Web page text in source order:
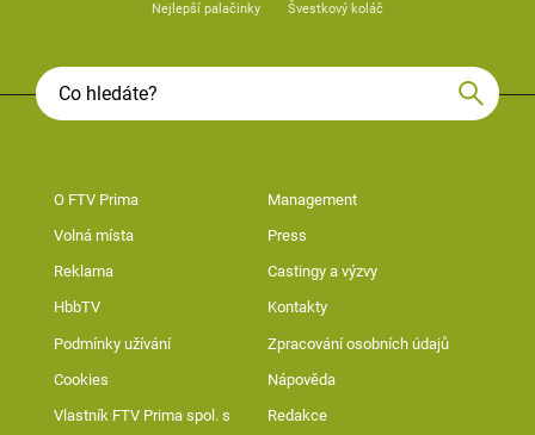
Nejlepší palačinky Švestkový koláč
O FTV Prima Management
Volná místa Press
Reklama Castingy a výzvy
HbbTV Kontakty
Podmínky užívání Zpracování osobních údajů
Cookies Nápověda
Vlastník FTV Prima spol. s
Redakce